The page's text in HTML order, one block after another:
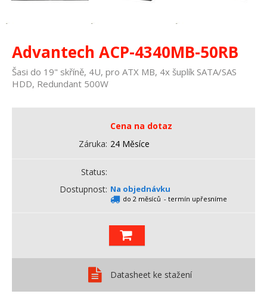
Advantech ACP-4340MB-50RB
Šasi do 19" skříně, 4U, pro ATX MB, 4x šuplík SATA/SAS
HDD, Redundant 500W
Cena na dotaz
Záruka 24 Měsíce
Status
Dostupnost Na objednávku
do 2 měsíců - termín upřesníme
Datasheet ke stažení